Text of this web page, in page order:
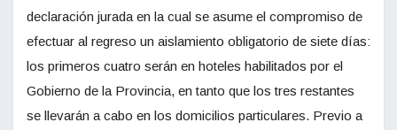
declaración jurada en la cual se asume el compromiso de
efectuar al regreso un aislamiento obligatorio de siete días:
los primeros cuatro serán en hoteles habilitados por el
Gobierno de la Provincia, en tanto que los tres restantes
se llevarán a cabo en los domicilios particulares. Previo a